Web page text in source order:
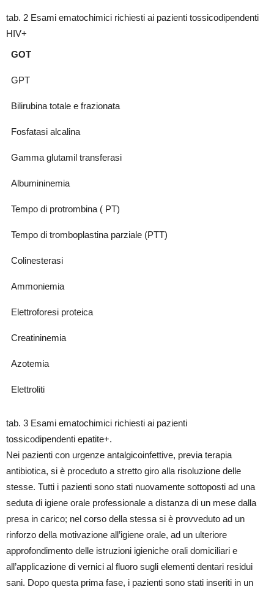
tab. 2 Esami ematochimici richiesti ai pazienti tossicodipendenti
HIV+
GOT
GPT
Bilirubina totale e frazionata
Fosfatasi alcalina
Gamma glutamil transferasi
Albumininemia
Tempo di protrombina ( PT)
Tempo di tromboplastina parziale (PTT)
Colinesterasi
Ammoniemia
Elettroforesi proteica
Creatininemia
Azotemia
Elettroliti
tab. 3 Esami ematochimici richiesti ai pazienti
tossicodipendenti epatite+.
Nei pazienti con urgenze antalgicoinfettive, previa terapia
antibiotica, si è proceduto a stretto giro alla risoluzione delle
stesse. Tutti i pazienti sono stati nuovamente sottoposti ad una
seduta di igiene orale professionale a distanza di un mese dalla
presa in carico; nel corso della stessa si è provveduto ad un
rinforzo della motivazione all’igiene orale, ad un ulteriore
approfondimento delle istruzioni igieniche orali domiciliari e
all’applicazione di vernici al fluoro sugli elementi dentari residui
sani. Dopo questa prima fase, i pazienti sono stati inseriti in un